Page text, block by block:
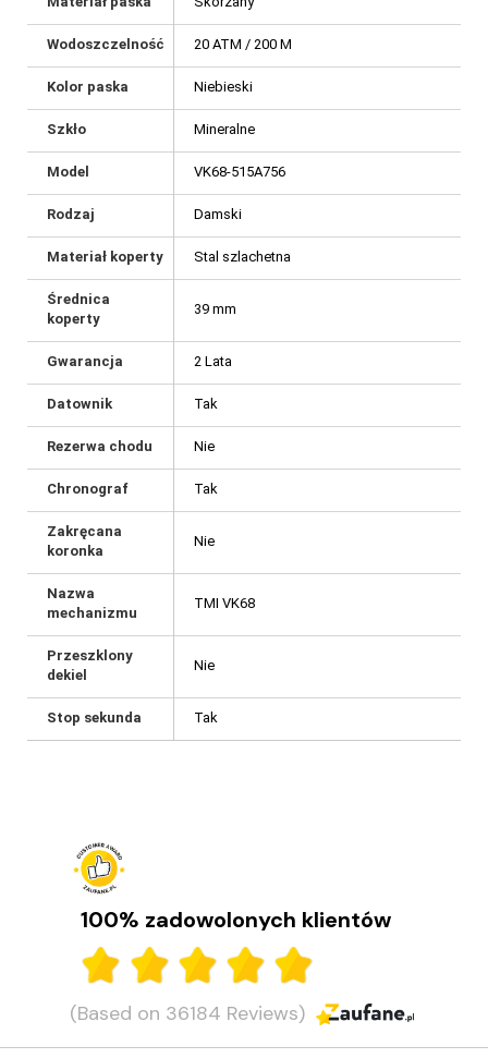
Wodoszczelność 20 ATM / 200 M
Kolor paska Niebieski
Szkło Mineralne
Model VK68-515A756
Rodzaj Damski
Materiał koperty Stal szlachetna
Średnica
koperty
39 mm
Gwarancja 2 Lata
Datownik Tak
Rezerwa chodu Nie
Chronograf Tak
Zakręcana
koronka
Nie
Nazwa
mechanizmu
TMI VK68
Przeszklony
dekiel
Nie
Stop sekunda Tak
100% zadowolonych klientów
(Based on 36184 Reviews)